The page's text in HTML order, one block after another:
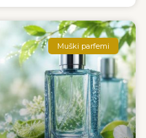
Muški parfemi